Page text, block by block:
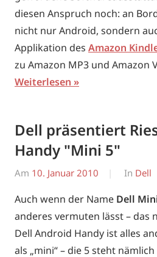
diesen Anspruch noch: an
nicht nur Android, sondern
Applikation des Amazon
zu Amazon MP3 und Amazon
Weiterlesen
Dell präsentiert
Handy "Mini 5"
Am 10. Januar 2010
Von
In Dell
Auch wenn der Name Dell
anderes vermuten lässt – das
Dell Android Handy ist alles
als „mini“ – die 5 steht